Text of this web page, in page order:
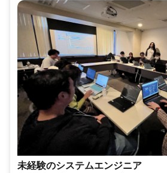
未経験のシステムエンジニア